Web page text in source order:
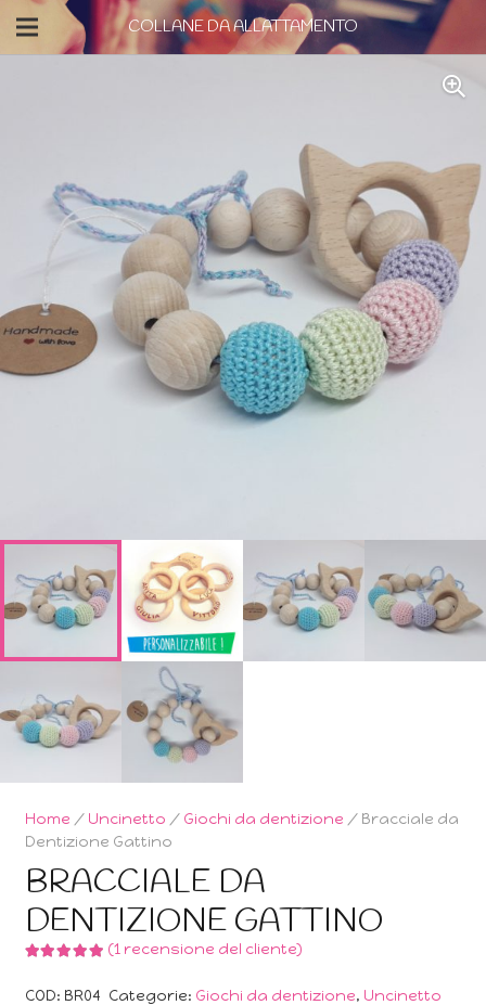
COLLANE DA ALLATTAMENTO
Home / Uncinetto / Giochi da dentizione / Bracciale da
Dentizione Gattino
BRACCIALE DA
DENTIZIONE GATTINO
Valutato5.00su 5 su base di
(1 recensione del cliente)
COD: BR04 Categorie: Giochi da dentizione, Uncinetto